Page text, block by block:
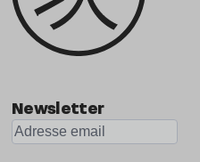
Newsletter